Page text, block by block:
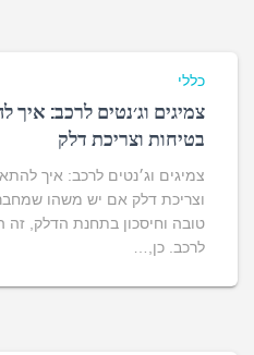
כללי
צמיגים וג׳נטים לרכב:
בטיחות וצריכת דלק
צמיגים וג׳נטים לרכב: איך
וצריכת דלק אם יש משהו שמחבר
טובה וחיסכון בתחנת הדלק, זה
לרכב. כן,…